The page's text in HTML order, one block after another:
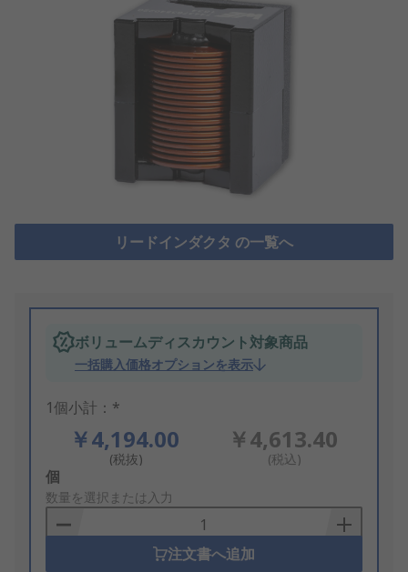
リードインダクタ の一覧へ
ボリュームディスカウント対象商品
一括購入価格オプションを表示
1個小計：*
￥4,194.00
(税抜)
￥4,613.40
(税込)
Add
to
Basket
個
数量を選択または入力
注文書へ追加